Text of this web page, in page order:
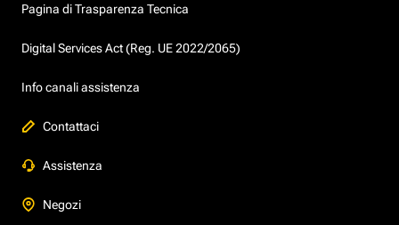
Pagina di Trasparenza Tecnica
Digital Services Act (Reg. UE 2022/2065)
Info canali assistenza
Contattaci
Assistenza
Negozi